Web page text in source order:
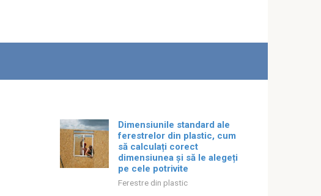
Dimensiunile standard ale
ferestrelor din plastic, cum
să calculați corect
dimensiunea și să le alegeți
pe cele potrivite
Ferestre din plastic